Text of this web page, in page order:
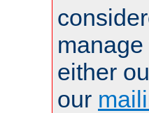
either
our